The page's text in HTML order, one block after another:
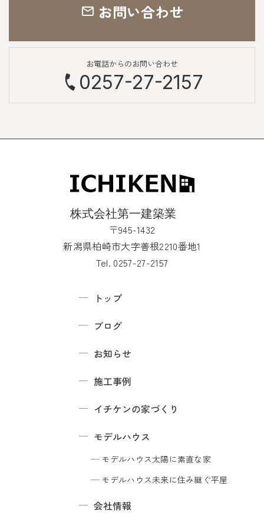
お問い合わせ
お電話からのお問い合わせ
0257-27-2157
〒945-1432
新潟県柏崎市大字善根2210番地1
Tel. 0257-27-2157
トップ
ブログ
お知らせ
施工事例
イチケンの家づくり
モデルハウス
モデルハウス太陽に素直な家
モデルハウス未来に住み継ぐ平屋
会社情報